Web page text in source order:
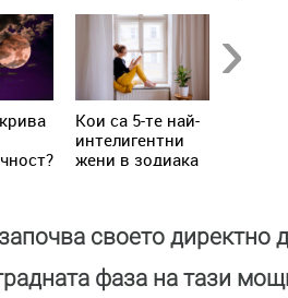
Кои са 5-те най-
интелигентни
жени в зодиака
своето директно
фаза на тази